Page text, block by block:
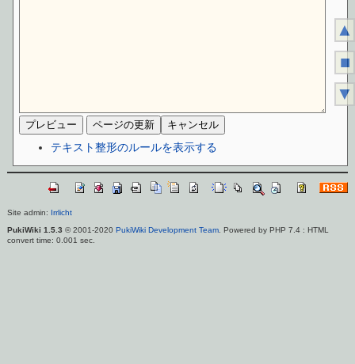
テキスト整形のルールを表示する
Site admin: Irrlicht
PukiWiki 1.5.3 © 2001-2020 PukiWiki Development Team. Powered by PHP 7.4 : HTML
convert time: 0.001 sec.
▲
■
▼